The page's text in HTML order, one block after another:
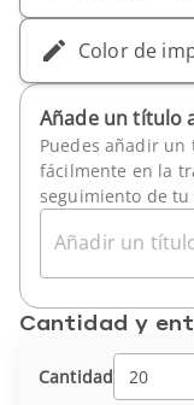
Color de
Añade un título
Puedes añadir
fácilmente en la
seguimiento de
Añadir un
Cantidad y
Cantidad